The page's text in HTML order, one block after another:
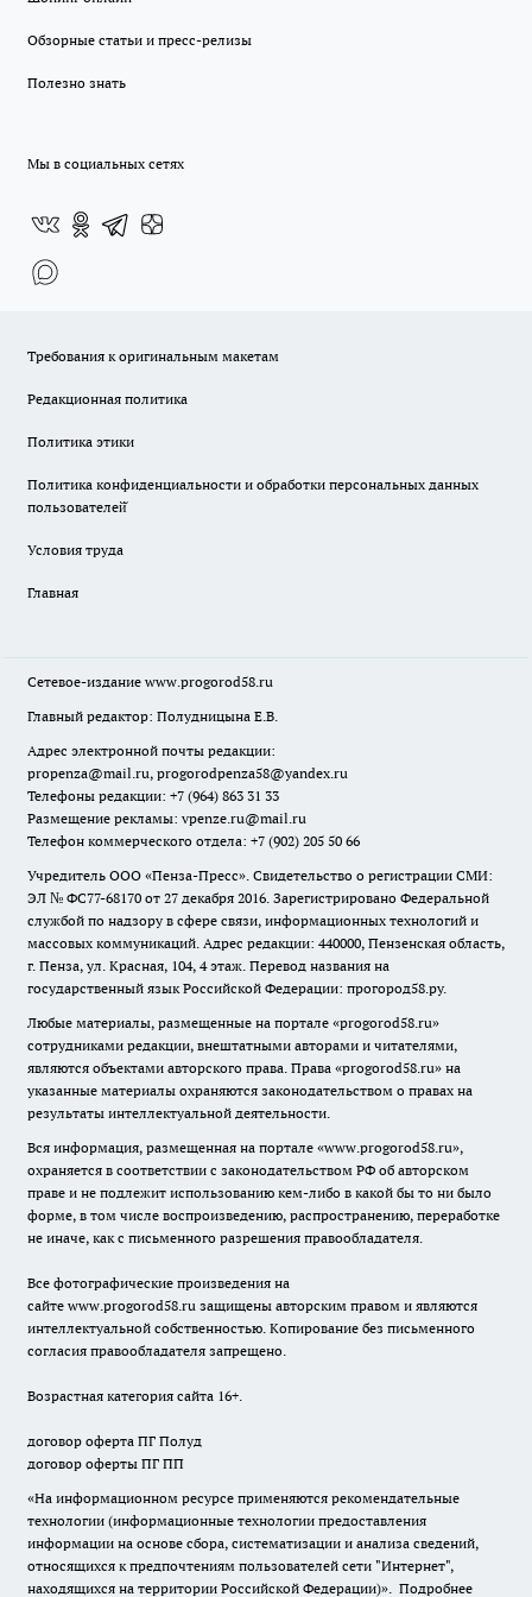
Обзорные статьи и пресс-релизы
Полезно знать
Мы в социальных сетях
Требования к оригинальным макетам
Редакционная политика
Политика этики
Политика конфиденциальности и обработки персональных данных
пользователей̆
Условия труда
Главная
Сетевое-издание www.progorod58.ru
Главный редактор: Полудницына Е.В.
Адрес электронной почты редакции:
propenza@mail.ru, progorodpenza58@yandex.ru
Телефоны редакции: +7 (964) 863 31 33
Размещение рекламы: vpenze.ru@mail.ru
Телефон коммерческого отдела: +7 (902) 205 50 66
Учредитель ООО «Пенза-Пресс». Свидетельство о регистрации СМИ:
ЭЛ № ФС77-68170 от 27 декабря 2016. Зарегистрировано Федеральной
службой по надзору в сфере связи, информационных технологий и
массовых коммуникаций. Адрес редакции: 440000, Пензенская область,
г. Пенза, ул. Красная, 104, 4 этаж. Перевод названия на
государственный язык Российской Федерации: прогород58.ру.
Любые материалы, размещенные на портале «progorod58.ru»
сотрудниками редакции, внештатными авторами и читателями,
являются объектами авторского права. Права «progorod58.ru» на
указанные материалы охраняются законодательством о правах на
результаты интеллектуальной деятельности.
Вся информация, размещенная на портале «www.progorod58.ru»,
охраняется в соответствии с законодательством РФ об авторском
праве и не подлежит использованию кем-либо в какой бы то ни было
форме, в том числе воспроизведению, распространению, переработке
не иначе, как с письменного разрешения правообладателя.
Все фотографические произведения на
сайте www.progorod58.ru защищены авторским правом и являются
интеллектуальной собственностью. Копирование без письменного
согласия правообладателя запрещено.
Возрастная категория сайта 16+.
договор оферта ПГ Полуд
договор оферты ПГ ПП
«На информационном ресурсе применяются рекомендательные
технологии (информационные технологии предоставления
информации на основе сбора, систематизации и анализа сведений,
относящихся к предпочтениям пользователей сети "Интернет",
находящихся на территории Российской Федерации)». Подробнее